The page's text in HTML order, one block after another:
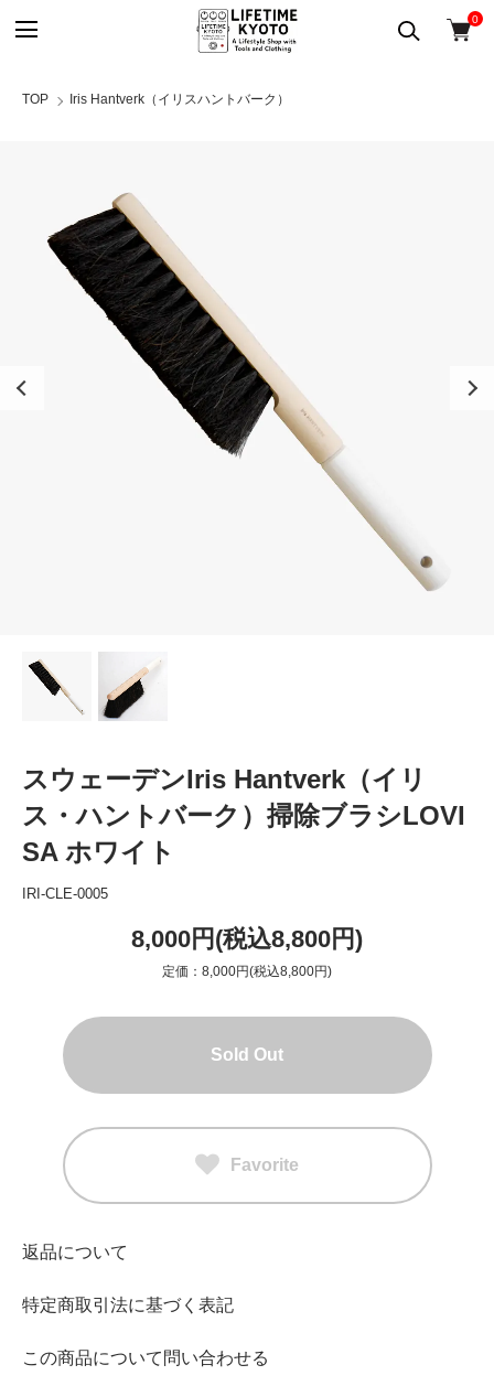
0
TOP Iris Hantverk（イリスハントバーク）
スウェーデンIris Hantverk（イリ
ス・ハントバーク）掃除ブラシLOVI
SA ホワイト
IRI-CLE-0005
8,000円(税込8,800円)
定価：8,000円(税込8,800円)
Sold Out
Favorite
返品について
特定商取引法に基づく表記
この商品について問い合わせる